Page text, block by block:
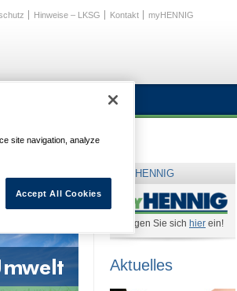
Hinweise – LKSG Kontakt myHENNIG
Getriebeservice
my HENNIG
Loggen Sie sich hier ein!
Aktuelles
site navigation, analyze
Accept All Cookies